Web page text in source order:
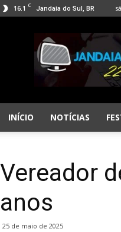
16.1 C Jandaia do Sul, BR
Jandaia
Online
INÍCIO NOTÍCIAS
Vereador
anos
25 de maio de 2025